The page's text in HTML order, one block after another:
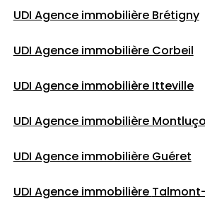
UDI Agence immobilière Brétigny
UDI Agence immobilière Corbeil
UDI Agence immobilière Itteville
UDI Agence immobilière
UDI Agence immobilière Guéret
UDI Agence immobilière